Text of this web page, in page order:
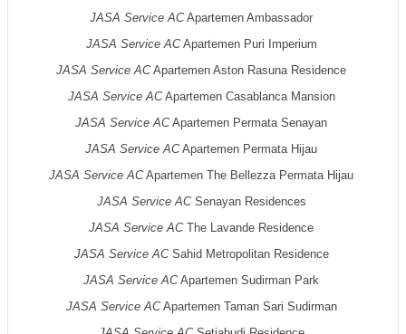
JASA Service ACApartemen Ambassador
JASA Service ACApartemen Puri Imperium
JASA Service ACApartemen Aston Rasuna Residence
JASA Service ACApartemen Casablanca Mansion
JASA Service ACApartemen Permata Senayan
JASA Service ACApartemen Permata Hijau
JASA Service ACApartemen The Bellezza Permata Hijau
JASA Service ACSenayan Residences
JASA Service ACThe Lavande Residence
JASA Service ACSahid Metropolitan Residence
JASA Service ACApartemen Sudirman Park
JASA Service ACApartemen Taman Sari Sudirman